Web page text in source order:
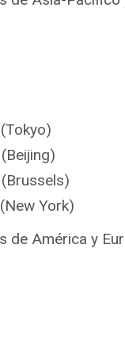
York)
de América y